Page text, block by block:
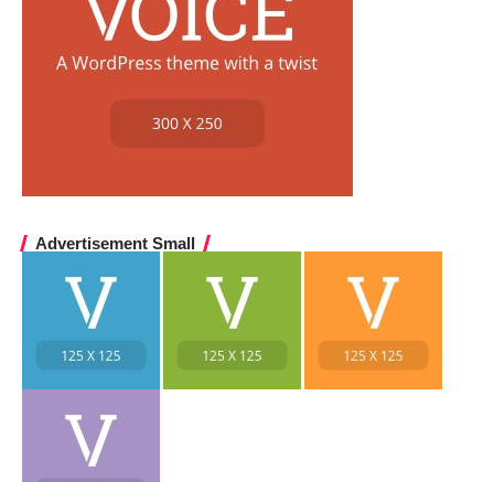
Advertisement Small